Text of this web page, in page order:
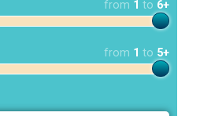
from 1 to 6+
from 1 to 5+